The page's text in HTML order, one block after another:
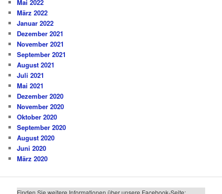
Mai 2022
März 2022
Januar 2022
Dezember 2021
November 2021
September 2021
August 2021
Juli 2021
Mai 2021
Dezember 2020
November 2020
Oktober 2020
September 2020
August 2020
Juni 2020
März 2020
Finden Sie weitere Informationen über unsere Facebook-Seite: